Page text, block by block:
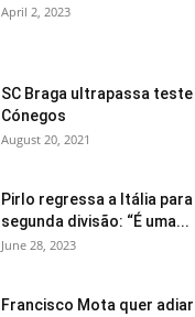
April 2, 2023
SC Braga ultrapassa
Cónegos
August 20, 2021
Pirlo regressa a Itália
segunda divisão: “É uma...
June 28, 2023
Francisco Mota quer